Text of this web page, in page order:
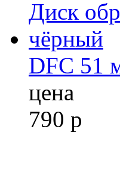
DFC 51
цена
790 р